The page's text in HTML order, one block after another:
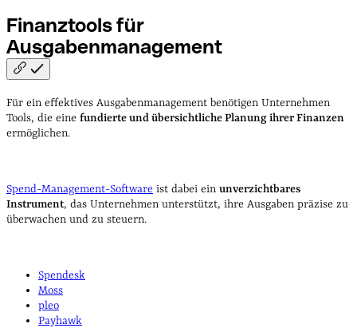
Finanztools für
Ausgabenmanagement
Für ein effektives Ausgabenmanagement benötigen Unternehmen
Tools, die eine fundierte und übersichtliche Planung ihrer Finanzen
ermöglichen.
Spend-Management-Software ist dabei ein unverzichtbares
Instrument, das Unternehmen unterstützt, ihre Ausgaben präzise zu
überwachen und zu steuern.
Spendesk
Moss
pleo
Payhawk